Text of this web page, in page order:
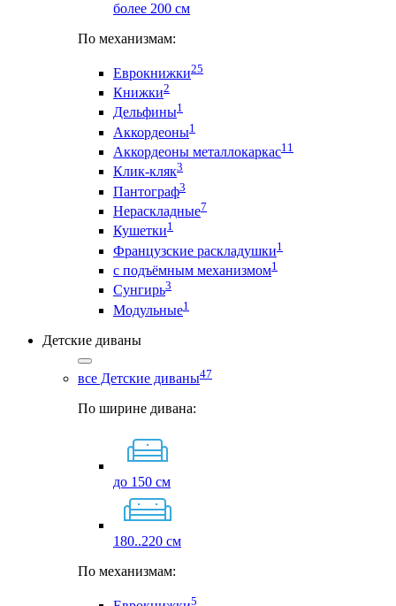
более 200 см
По механизмам:
Еврокнижки25
Книжки2
Дельфины1
Аккордеоны1
Аккордеоны металлокаркас11
Клик-кляк3
Пантограф3
Нераскладные7
Кушетки1
Французские раскладушки1
с подъёмным механизмом1
Сунгирь3
Модульные1
Детские диваны
все Детские диваны47
По ширине дивана:
до 150 см
180..220 см
По механизмам:
5